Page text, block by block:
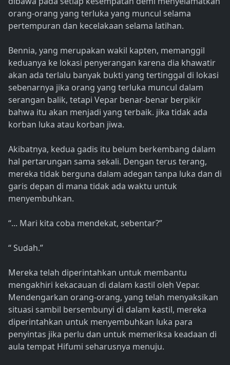
orang-orang yang terluka yang muncul selama
pertempuran dan kecelakaan selama latihan.
Bennia, yang merupakan wakil kapten, memanggil
keduanya ke lokasi penyerangan karena dia khawatir
akan ada terlalu banyak bukti yang tertinggal di lokasi
sebenarnya jika orang yang terluka muncul dalam
serangan balik, tetapi Vepar benar-benar berpikir
bahwa itu akan menjadi yang terbaik. jika tidak ada
korban luka atau korban jiwa.
Akibatnya, kedua gadis itu belum berkembang dalam
hal pertarungan sama sekali. Dengan terus terang,
mereka tidak berguna dalam adegan tanpa luka dan di
garis depan di mana tidak ada waktu untuk
menyembuhkan.
“... Mari kita coba mendekat, sebentar?”
“ Sudah.”
Mereka telah diperintahkan untuk membantu
mengakhiri kekacauan di dalam kastil oleh Vepar.
Mendengarkan orang-orang, yang telah menyaksikan
situasi sambil bersembunyi di dalam kastil, mereka
diperintahkan untuk menyembuhkan luka para
penyintas jika perlu dan untuk memeriksa keadaan di
aula tempat Hifumi seharusnya menuju.